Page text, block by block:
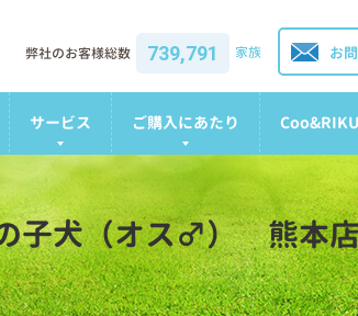
お
弊社のお客様総数 739,791 家族
サービス ご購入にあたり
子犬（オス♂） 熊本